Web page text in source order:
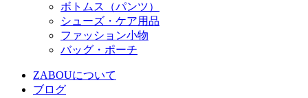
ボトムス（パンツ）
シューズ・ケア用品
ファッション小物
バッグ・ポーチ
ZABOUについて
ブログ